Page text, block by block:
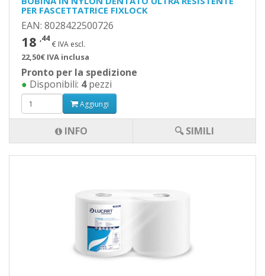
PER FASCETTATRICE FIXLOCK
EAN: 8028422500726
18 ,44
€ IVA escl.
22,50€ IVA inclusa
Pronto per la spedizione
● Disponibili: 4pezzi
Aggiungi
INFO 🔍 SIMILI